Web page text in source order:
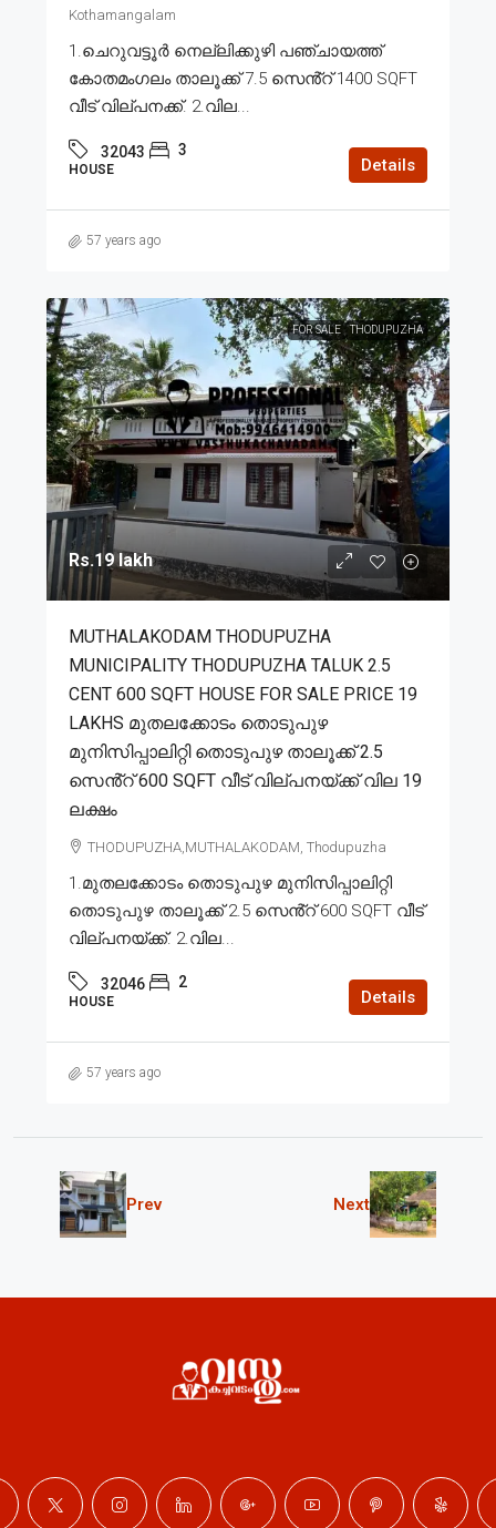
Kothamangalam
1.ചെറുവട്ടൂർ നെല്ലിക്കുഴി പഞ്ചായത്ത്
കോതമംഗലം താലൂക്ക് 7.5 സെൻ്റ് 1400 SQFT
വീട് വില്പനക്ക്. 2.വില...
32043 3
HOUSE Details
57 years ago
FOR SALE THODUPUZHA
Rs.19 lakh
MUTHALAKODAM THODUPUZHA
MUNICIPALITY THODUPUZHA TALUK 2.5
CENT 600 SQFT HOUSE FOR SALE PRICE 19
LAKHS മുതലക്കോടം തൊടുപുഴ
മുനിസിപ്പാലിറ്റി തൊടുപുഴ താലൂക്ക് 2.5
സെൻ്റ് 600 SQFT വീട് വില്പനയ്ക്ക് വില 19
ലക്ഷം
THODUPUZHA,MUTHALAKODAM, Thodupuzha
1.മുതലക്കോടം തൊടുപുഴ മുനിസിപ്പാലിറ്റി
തൊടുപുഴ താലൂക്ക് 2.5 സെൻ്റ് 600 SQFT വീട്
വില്പനയ്ക്ക്. 2.വില...
32046 2
HOUSE Details
57 years ago
Prev Next